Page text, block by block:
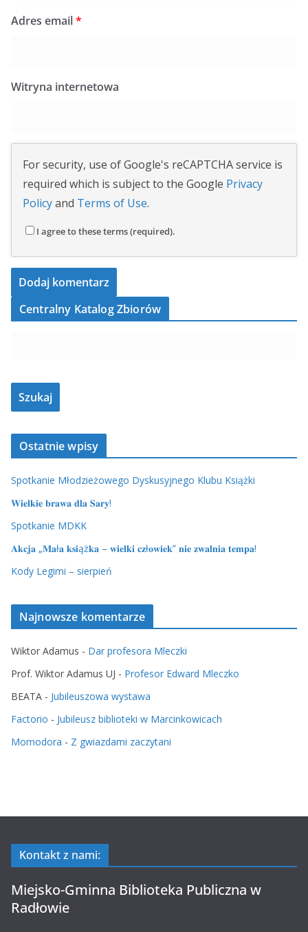
Adres email*
Witryna internetowa
For security, use of Google's reCAPTCHA service is
required which is subject to the Google Privacy
Policyand Terms of Use.
I agree to these terms (required).
Centralny Katalog Zbiorów
Ostatnie wpisy
Spotkanie Młodzieżowego Dyskusyjnego Klubu Książki
𝐖𝐢𝐞𝐥𝐤𝐢𝐞 𝐛𝐫𝐚𝐰𝐚 𝐝𝐥𝐚 𝐒𝐚𝐫𝐲!
Spotkanie MDKK
𝐀𝐤𝐜𝐣𝐚 „𝐌𝐚ł𝐚 𝐤𝐬𝐢ąż𝐤𝐚 – 𝐰𝐢𝐞𝐥𝐤𝐢 𝐜𝐳ł𝐨𝐰𝐢𝐞𝐤” 𝐧𝐢𝐞 𝐳𝐰𝐚𝐥𝐧𝐢𝐚 𝐭𝐞𝐦𝐩𝐚!
Kody Legimi – sierpień
Najnowsze komentarze
Wiktor Adamus - Dar profesora Mleczki
Prof. Wiktor Adamus UJ - Profesor Edward Mleczko
BEATA - Jubileuszowa wystawa
Factorio - Jubileusz biblioteki w Marcinkowicach
Momodora - Z gwiazdami zaczytani
Kontakt z nami:
Miejsko-Gminna Biblioteka Publiczna w
Radłowie